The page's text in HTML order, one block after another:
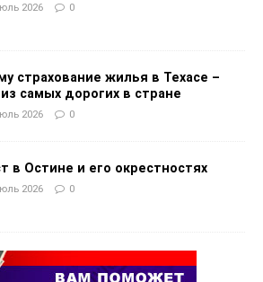
2026 0
страхование жилья в Техасе –
самых дорогих в стране
2026 0
в Остине и его окрестностях
2026 0